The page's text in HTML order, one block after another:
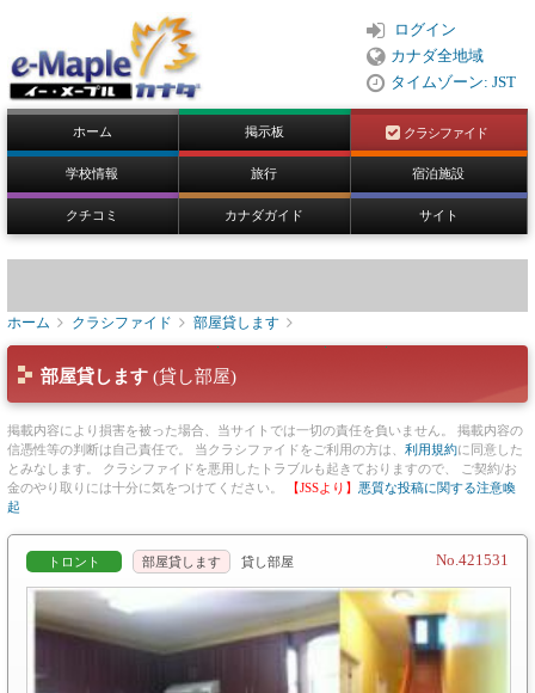
ログイン
カナダ全地域
タイムゾーン: JST
ホーム 掲示板 クラシファイド
学校情報 旅行 宿泊施設
クチコミ カナダガイド サイト
ホーム クラシファイド 部屋貸します
部屋貸します (貸し部屋)
掲載内容により損害を被った場合、当サイトでは一切の責任を負いません。 掲載内容の
信憑性等の判断は自己責任で。 当クラシファイドをご利用の方は、 利用規約に同意した
とみなします。 クラシファイドを悪用したトラブルも起きておりますので、 ご契約/お
金のやり取りには十分に気をつけてください。
【JSSより】 悪質な投稿に関する注意喚
起
トロント 部屋貸します 貸し部屋 No.421531